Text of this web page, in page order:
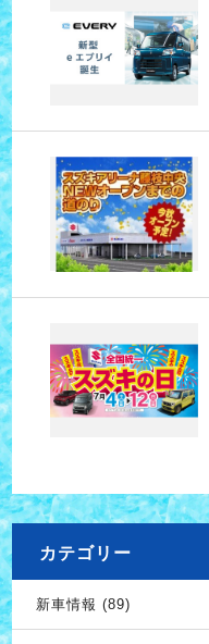
カテゴリー
新車情報 (89)